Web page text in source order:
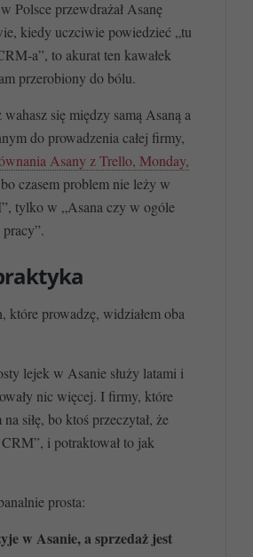
Polsce przewdrażał Asanę
kiedy uczciwie powiedzieć „tu
a”, to akurat ten kawałek
przerobiony do bólu.
się między samą Asaną a
do prowadzenia całej firmy,
Asany z Trello, Monday,
czasem problem nie leży w
tylko w „Asana czy w ogóle
które prowadzę, widziałem oba
lejek w Asanie służy latami i
nic więcej. I firmy, które
siłę, bo ktoś przeczytał, że
i potraktował to jak
prosta:
w Asanie, a sprzedaż jest